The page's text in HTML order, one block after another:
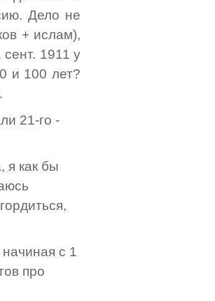
Дело не
+ ислам),
сент. 1911 у
и 100 лет?
21-го -
я как бы
с 1
про